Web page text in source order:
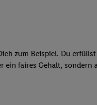
zum Beispiel. Du
ein faires Gehalt,